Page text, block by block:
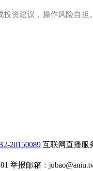
资建议，操作风险自担。
20150089 互联网直播服
举报邮箱：